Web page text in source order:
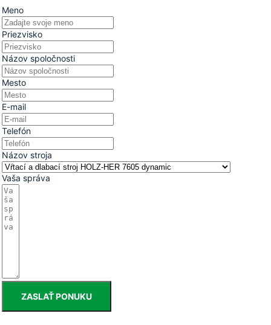
Meno
Priezvisko
Názov spoločnosti
Mesto
E-mail
Telefón
Názov stroja
Vaša správa
ZASLAŤ PONUKU